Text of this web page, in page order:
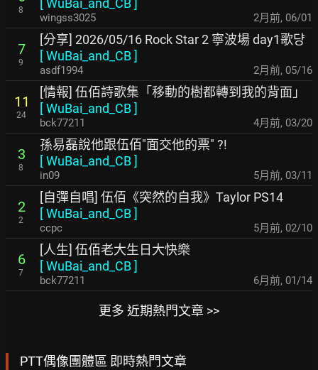
8
[WuBai_and_CB]
wingss3025 2月前, 06/01
7
9
[分享] 2026/05/16 Rock Star 2 寧波場 day1歌댱
[WuBai_and_CB]
asdf1994 2月前, 05/16
11
24
[情報] 伍佰詩歌集「移動的樹都轉到我的背面」
[WuBai_and_CB]
bck77211 4月前, 03/20
3
8
孫易磊說他跟伍佰"面交他的票" ?!
[WuBai_and_CB]
in09 5月前, 03/11
2
2
[自彈自唱] 伍佰《突然的自我》Taylor PS14
[WuBai_and_CB]
ccpc 5月前, 02/10
6
7
[人生] 伍佰老大生日大快樂
[WuBai_and_CB]
bck77211 6月前, 01/14
更多 近期熱門文章 >>
PTT偶像團體區 即時熱門文章